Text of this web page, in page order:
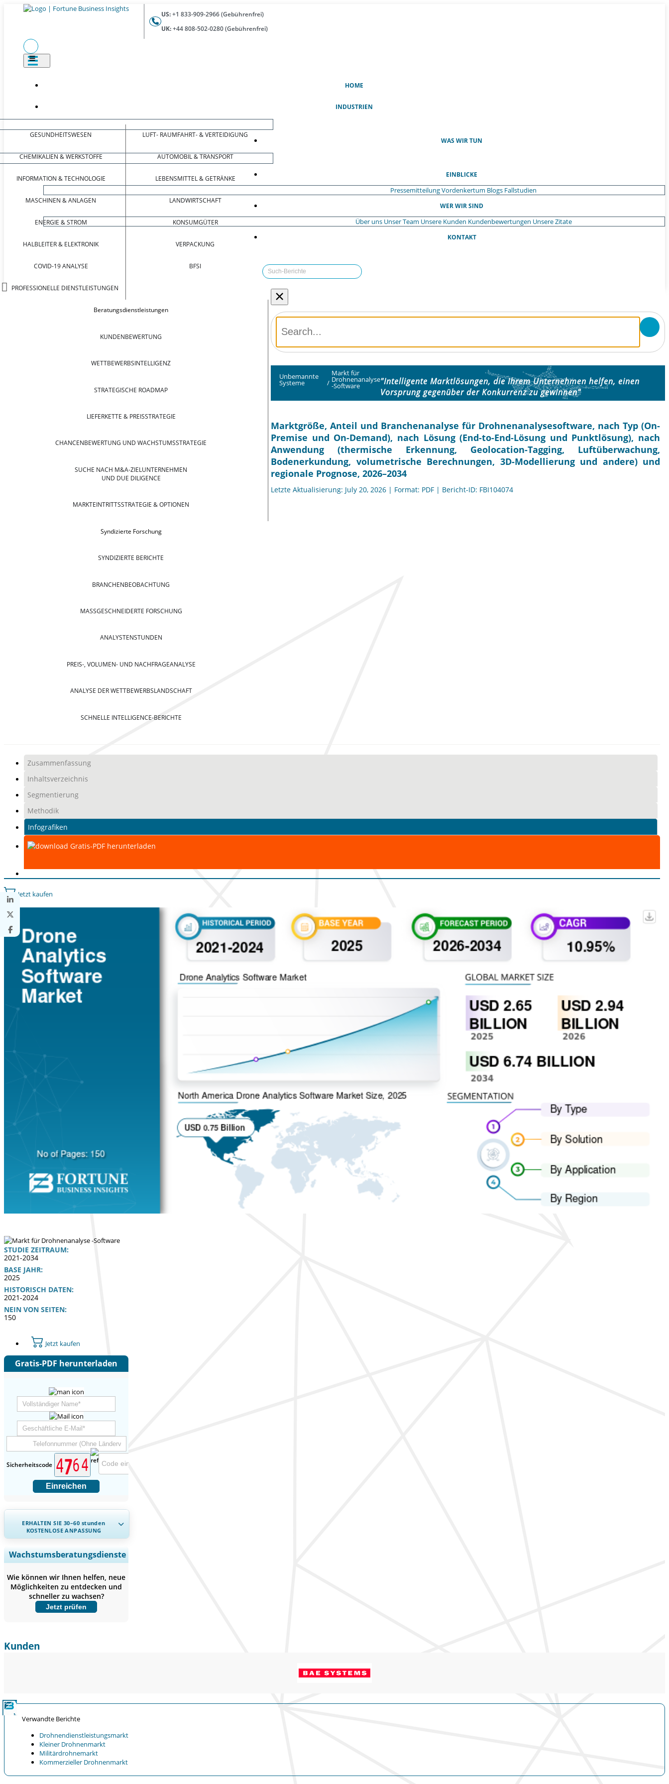
US:+1 833-909-2966 (Gebührenfrei)
UK:+44 808-502-0280 (Gebührenfrei)
HOME
INDUSTRIEN
GESUNDHEITSWESEN
CHEMIKALIEN & WERKSTOFFE
INFORMATION & TECHNOLOGIE
MASCHINEN & ANLAGEN
ENERGIE & STROM
HALBLEITER & ELEKTRONIK
COVID-19 ANALYSE
PROFESSIONELLE DIENSTLEISTUNGEN
LUFT- RAUMFAHRT- & VERTEIDIGUNG
AUTOMOBIL & TRANSPORT
LEBENSMITTEL & GETRÄNKE
LANDWIRTSCHAFT
KONSUMGÜTER
VERPACKUNG
BFSI
WAS WIR TUN
Beratungsdienstleistungen
KUNDENBEWERTUNG
WETTBEWERBSINTELLIGENZ
STRATEGISCHE ROADMAP
LIEFERKETTE & PREISSTRATEGIE
CHANCENBEWERTUNG UND WACHSTUMSSTRATEGIE
SUCHE NACH M&A-ZIELUNTERNEHMEN
UND DUE DILIGENCE
MARKTEINTRITTSSTRATEGIE & OPTIONEN
Syndizierte Forschung
SYNDIZIERTE BERICHTE
BRANCHENBEOBACHTUNG
MASSGESCHNEIDERTE FORSCHUNG
ANALYSTENSTUNDEN
PREIS-, VOLUMEN- UND NACHFRAGEANALYSE
ANALYSE DER WETTBEWERBSLANDSCHAFT
SCHNELLE INTELLIGENCE-BERICHTE
EINBLICKE
PressemitteilungVordenkertum Blogs Fallstudien
WER WIR SIND
Über uns Unser Team Unsere Kunden Kundenbewertungen Unsere Zitate
KONTAKT
×
Unbemannte
Systeme /
Markt für
Drohnenanalyse
-Software
"Intelligente Marktlösungen, die Ihrem Unternehmen helfen, einen
Vorsprung gegenüber der Konkurrenz zu gewinnen"
Marktgröße, Anteil und Branchenanalyse für Drohnenanalysesoftware, nach Typ (On-
Premise und On-Demand), nach Lösung (End-to-End-Lösung und Punktlösung), nach
Anwendung (thermische Erkennung, Geolocation-Tagging, Luftüberwachung,
Bodenerkundung, volumetrische Berechnungen, 3D-Modellierung und andere) und
regionale Prognose, 2026–2034
Letzte Aktualisierung: July 20, 2026 | Format: PDF | Bericht-ID: FBI104074
Zusammenfassung
Inhaltsverzeichnis
Segmentierung
Methodik
Infografiken
Gratis-PDF herunterladen
Jetzt kaufen
STUDIE ZEITRAUM:
2021-2034
BASE JAHR:
2025
HISTORISCH DATEN:
2021-2024
NEIN VON SEITEN:
150
Jetzt kaufen
Gratis-PDF herunterladen
Sicherheitscode
Einreichen
ERHALTEN SIE 30–60 stunden
KOSTENLOSE ANPASSUNG
Regionale und länderspezifische
Abdeckung erweitern,
Unternehmensprofile, Wettbewerbs-
Benchmarking, und Endnutzer-
Einblicke.
Wachstumsberatungsdienste
Wie können wir Ihnen helfen, neue
Möglichkeiten zu entdecken und
schneller zu wachsen?
Jetzt prüfen
Kunden
Verwandte Berichte
Drohnendienstleistungsmarkt
Kleiner Drohnenmarkt
Militärdrohnemarkt
Kommerzieller Drohnenmarkt